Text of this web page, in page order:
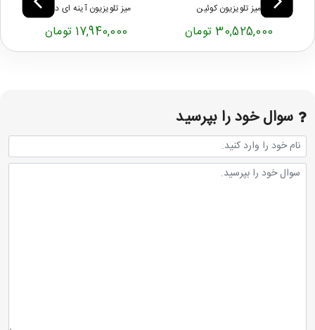
میز تلویزیون کوئین
30,525,000 تومان
میز تلویزیون آینه ای درین
17,940,000 تومان
سوال خود را بپرسید